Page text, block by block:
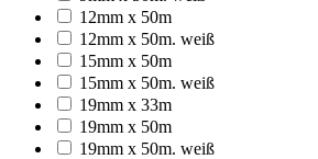
12mm x 50m
12mm x 50m. weiß
15mm x 50m
15mm x 50m. weiß
19mm x 33m
19mm x 50m
19mm x 50m. weiß